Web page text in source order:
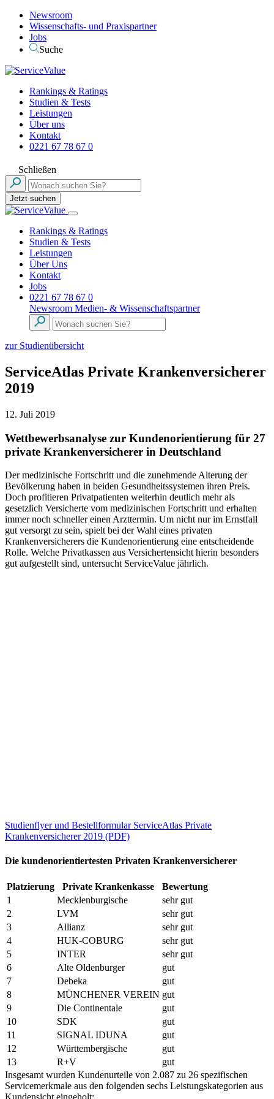
Newsroom
Wissenschafts- und Praxispartner
Jobs
Suche
Rankings & Ratings
Studien & Tests
Leistungen
Über uns
Kontakt
0221 67 78 67 0
Schließen
Jetzt suchen
Rankings & Ratings
Studien & Tests
Leistungen
Über Uns
Kontakt
Jobs
0221 67 78 67 0
Newsroom Medien- & Wissenschaftspartner
zur Studienübersicht
ServiceAtlas Private Krankenversicherer
2019
12. Juli 2019
Wettbewerbsanalyse zur Kundenorientierung für 27
private Krankenversicherer in Deutschland
Der medizinische Fortschritt und die zunehmende Alterung der
Bevölkerung haben in beiden Gesundheitssystemen ihren Preis.
Doch profitieren Privatpatienten weiterhin deutlich mehr als
gesetzlich Versicherte vom medizinischen Fortschritt und erhalten
immer noch schneller einen Arzttermin. Um nicht nur im Ernstfall
gut versorgt zu sein, spielt bei der Wahl eines privaten
Krankenversicherers die Kundenorientierung eine entscheidende
Rolle. Welche Privatkassen aus Versichertensicht hierin besonders
gut aufgestellt sind, untersucht ServiceValue jährlich.
Studienflyer und Bestellformular ServiceAtlas Private
Krankenversicherer 2019 (PDF)
Die kundenorientiertesten Privaten Krankenversicherer
Platzierung Private Krankenkasse
Bewertung
1
Mecklenburgische
sehr gut
2
LVM
sehr gut
3
Allianz
sehr gut
4
HUK-COBURG
sehr gut
5
INTER
sehr gut
6
Alte Oldenburger
gut
7
Debeka
gut
8
MÜNCHENER VEREIN gut
9
Die Continentale
gut
10
SDK
gut
11
SIGNAL IDUNA
gut
12
Württembergische
gut
13
R+V
gut
Insgesamt wurden Kundenurteile von 2.087 zu 26 spezifischen
Servicemerkmale aus den folgenden sechs Leistungskategorien aus
Kundensicht eingeholt: